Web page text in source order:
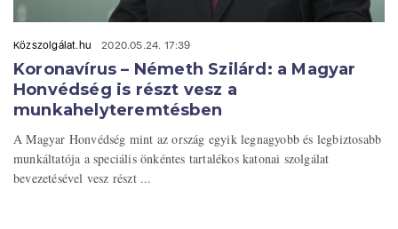
Közszolgálat.hu 2020.05.24. 17:39
Koronavírus – Németh Szilárd: a Magyar
Honvédség is részt vesz a
munkahelyteremtésben
A Magyar Honvédség mint az ország egyik legnagyobb és legbiztosabb
munkáltatója a speciális önkéntes tartalékos katonai szolgálat
bevezetésével vesz részt ...